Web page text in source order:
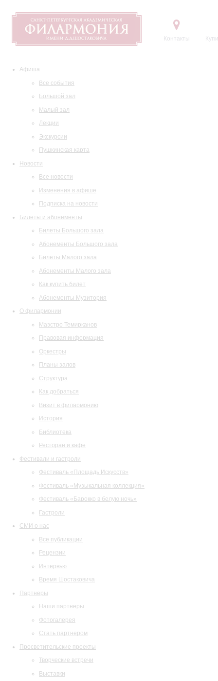
Контакты
Афиша
Все события
Большой зал
Малый зал
Лекции
Экскурсии
Пушкинская карта
Новости
Все новости
Изменения в афише
Подписка на новости
Билеты и абонементы
Билеты Большого зала
Абонементы Большого зала
Билеты Малого зала
Абонементы Малого зала
Как купить билет
Абонементы Музитория
О филармонии
Маэстро Темирканов
Правовая информация
Оркестры
Планы залов
Структура
Как добраться
Визит в филармонию
История
Библиотека
Ресторан и кафе
Фестивали и гастроли
Фестиваль «Площадь Искусств»
Фестиваль «Музыкальная коллекция»
Фестиваль «Барокко в белую ночь»
Гастроли
СМИ о нас
Все публикации
Рецензии
Интервью
Время Шостаковича
Партнеры
Наши партнеры
Фотогалерея
Стать партнером
Просветительские проекты
Творческие встречи
Выставки